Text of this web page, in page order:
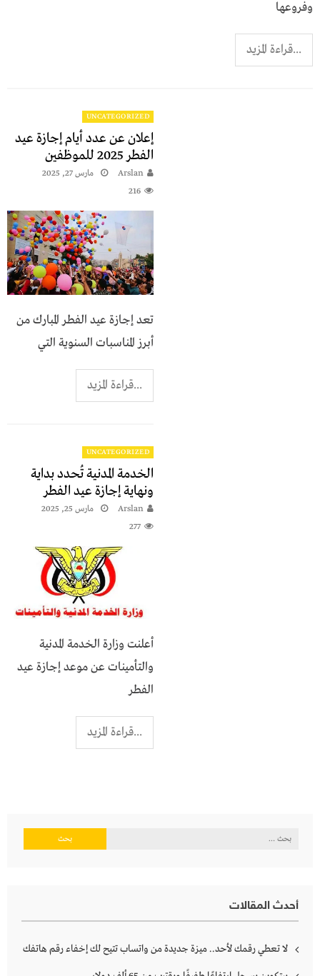
وفروعها
...قراءة المزيد
UNCATEGORIZED
إعلان عن عدد أيام إجازة عيد
الفطر 2025 للموظفين
Arslan
مارس 27, 2025
216
تعد إجازة عيد الفطر المبارك من
أبرز المناسبات السنوية التي
...قراءة المزيد
UNCATEGORIZED
الخدمة المدنية تُحدد بداية
ونهاية إجازة عيد الفطر
Arslan
مارس 25, 2025
277
أعلنت وزارة الخدمة المدنية
والتأمينات عن موعد إجازة عيد
الفطر
...قراءة المزيد
البحث
أحدث المقالات
لا تعطي رقمك لأحد.. ميزة جديدة من واتساب تتيح لك إخفاء رقم هاتفك